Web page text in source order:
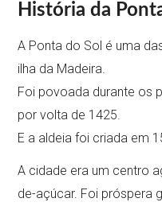
História da
A Ponta do Sol é uma
ilha da Madeira.
Foi povoada durante os
por volta de 1425.
E a aldeia foi criada em
A cidade era um centro
de-açúcar. Foi próspera